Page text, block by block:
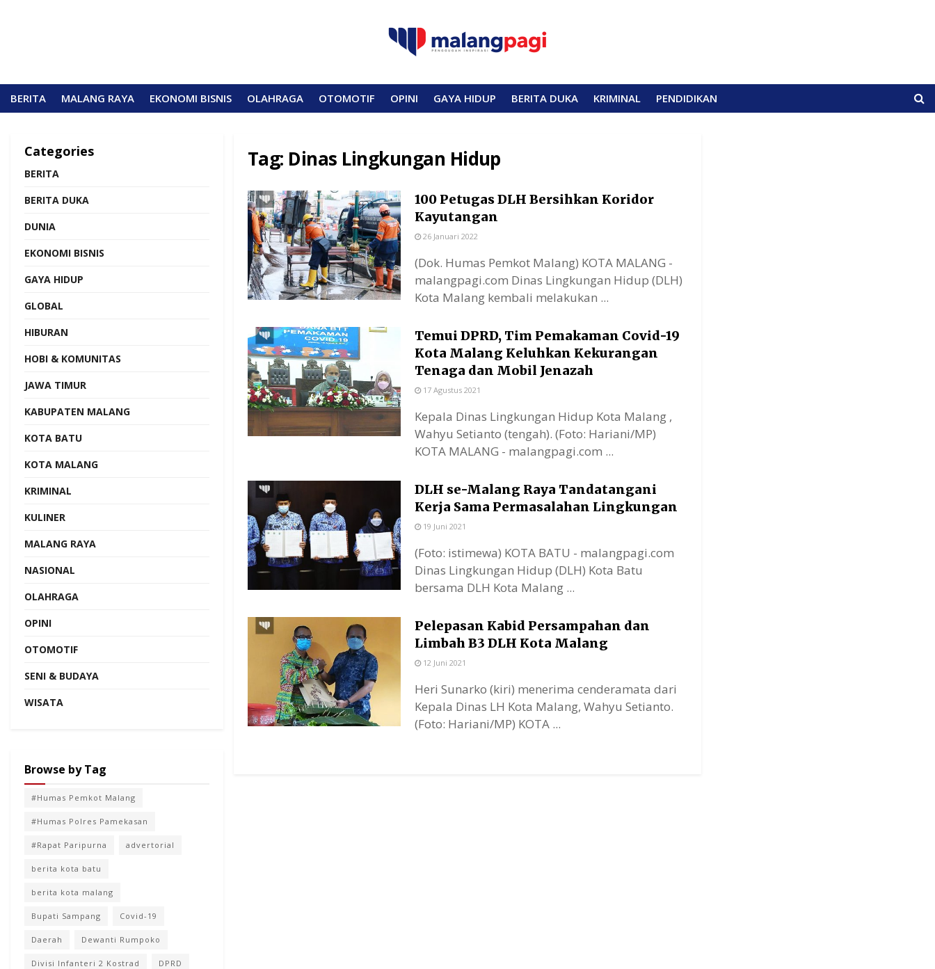
BERITA MALANG RAYA EKONOMI BISNIS OLAHRAGA OTOMOTIF OPINI GAYA HIDUP BERITA DUKA KRIMINAL PENDIDIKAN
Tag: Dinas Lingkungan Hidup
100 Petugas DLH Bersihkan Koridor
Kayutangan
26 Januari 2022
(Dok. Humas Pemkot Malang) KOTA MALANG -
malangpagi.com Dinas Lingkungan Hidup (DLH)
Kota Malang kembali melakukan ...
Temui DPRD, Tim Pemakaman Covid-19
Kota Malang Keluhkan Kekurangan
Tenaga dan Mobil Jenazah
17 Agustus 2021
Kepala Dinas Lingkungan Hidup Kota Malang ,
Wahyu Setianto (tengah). (Foto: Hariani/MP)
KOTA MALANG - malangpagi.com ...
DLH se-Malang Raya Tandatangani
Kerja Sama Permasalahan Lingkungan
19 Juni 2021
(Foto: istimewa) KOTA BATU - malangpagi.com
Dinas Lingkungan Hidup (DLH) Kota Batu
bersama DLH Kota Malang ...
Pelepasan Kabid Persampahan dan
Limbah B3 DLH Kota Malang
12 Juni 2021
Heri Sunarko (kiri) menerima cenderamata dari
Kepala Dinas LH Kota Malang, Wahyu Setianto.
(Foto: Hariani/MP) KOTA ...
Categories
BERITA
BERITA DUKA
DUNIA
EKONOMI BISNIS
GAYA HIDUP
GLOBAL
HIBURAN
HOBI & KOMUNITAS
JAWA TIMUR
KABUPATEN MALANG
KOTA BATU
KOTA MALANG
KRIMINAL
KULINER
MALANG RAYA
NASIONAL
OLAHRAGA
OPINI
OTOMOTIF
SENI & BUDAYA
WISATA
Browse by Tag
#Humas Pemkot Malang
#Humas Polres Pamekasan
#Rapat Paripurna advertorial
berita kota batu
berita kota malang
Bupati Sampang Covid-19
Daerah Dewanti Rumpoko
Divisi Infanteri 2 Kostrad DPRD